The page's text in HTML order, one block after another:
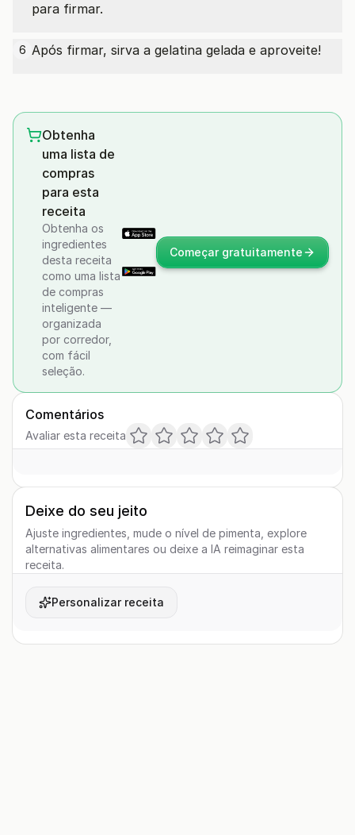
para firmar.
6 Após firmar, sirva a gelatina gelada e aproveite!
Obtenha
uma lista de
compras
para esta
receita
Obtenha os
ingredientes
desta receita
como uma lista
de compras
inteligente —
organizada
por corredor,
com fácil
seleção.
Começar gratuitamente
Comentários
Avaliar esta receita
Deixe do seu jeito
Ajuste ingredientes, mude o nível de pimenta, explore
alternativas alimentares ou deixe a IA reimaginar esta
receita.
Personalizar receita